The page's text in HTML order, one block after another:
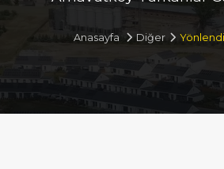
Anasayfa Diğer